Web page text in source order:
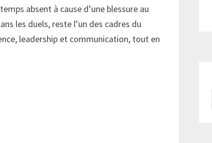
absent à cause d’une blessure au
les duels, reste l’un des cadres du
leadership et communication, tout en